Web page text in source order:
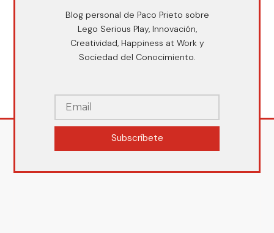
Blog personal de Paco Prieto sobre
Lego Serious Play, Innovación,
Creatividad, Happiness at Work y
Sociedad del Conocimiento.
Subscríbete